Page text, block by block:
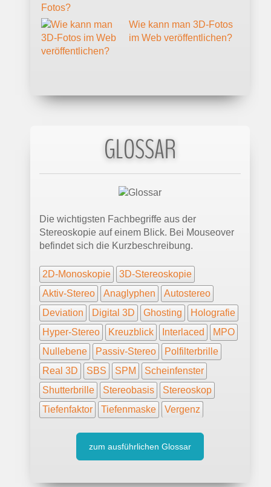
Wie kann man 3D-Fotos
im Web veröffentlichen?
GLOSSAR
Die wichtigsten Fachbegriffe aus der
Stereoskopie auf einem Blick. Bei Mouseover
befindet sich die Kurzbeschreibung.
2D-Monoskopie
3D-Stereoskopie
Aktiv-Stereo
Anaglyphen
Autostereo
Deviation
Digital 3D Ghosting
Holografie
Hyper-Stereo
Kreuzblick Interlaced
MPO
Nullebene
Passiv-Stereo
Polfilterbrille
Real 3D
SBS SPM
Scheinfenster
Shutterbrille
Stereobasis
Stereoskop
Tiefenfaktor
Tiefenmaske Vergenz
zum ausführlichen Glossar